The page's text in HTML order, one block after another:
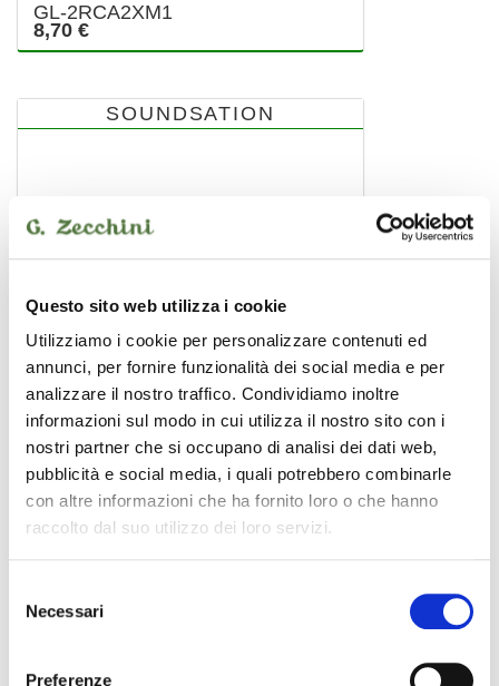
Questo sito web utilizza i cookie
Utilizziamo i cookie per personalizzare contenuti ed
annunci, per fornire funzionalità dei social media e per
analizzare il nostro traffico. Condividiamo inoltre
informazioni sul modo in cui utilizza il nostro sito con i
nostri partner che si occupano di analisi dei dati web,
pubblicità e social media, i quali potrebbero combinarle
con altre informazioni che ha fornito loro o che hanno
raccolto dal suo utilizzo dei loro servizi.
delNecessari
Preferenze
GL-2RCA2XM1
8,70 €
SOUNDSATION
SJRR-50BK
8,90 €